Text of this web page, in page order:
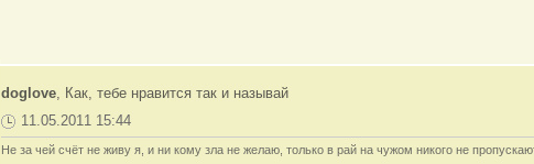
doglove, Как, тебе нравится так и называй
11.05.2011 15:44
Не за чей счёт не живу я, и ни кому зла не желаю, только в рай на чужом никого не